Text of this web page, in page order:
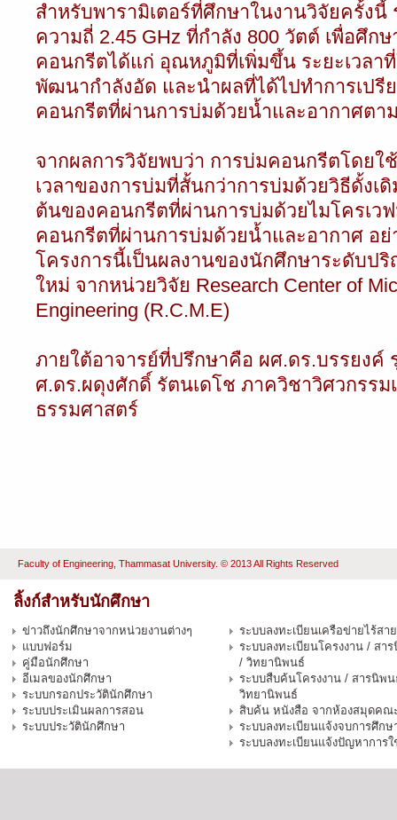
สำหรับพารามิเตอร์ที่ศึกษาในงานวิจัยครั้งนี้
ความถี่ 2.45 GHz ที่กำลัง 800 วัตต์ เพื่อศึ
คอนกรีตได้แก่ อุณหภูมิที่เพิ่มขึ้น ระยะเวลา
พัฒนากำลังอัด และนำผลที่ได้ไปทำการเปรี
คอนกรีตที่ผ่านการบ่มด้วยน้ำและอากาศตา
จากผลการวิจัยพบว่า การบ่มคอนกรีตโดยใ
เวลาของการบ่มที่สั้นกว่าการบ่มด้วยวิธีดั้ง
ต้นของคอนกรีตที่ผ่านการบ่มด้วยไมโครเว
คอนกรีตที่ผ่านการบ่มด้วยน้ำและอากาศ อ
โครงการนี้เป็นผลงานของนักศึกษาระดับป
ใหม่ จากหน่วยวิจัย Research Center of
Engineering (R.C.M.E)
ภายใต้อาจารย์ที่ปรึกษาคือ ผศ.ดร.บรรยงค์
ศ.ดร.ผดุงศักดิ์ รัตนเดโช ภาควิชาวิศวกรรม
ธรรมศาสตร์
Faculty of Engineering, Thammasat University. © 2013 All Rights Reserved
ลิ้งก์สำหรับนักศึกษา
ข่าวถึงนักศึกษาจากหน่วยงานต่างๆ
แบบฟอร์ม
คู่มือนักศึกษา
อีเมลของนักศึกษา
ระบบกรอกประวัตินักศึกษา
ระบบประเมินผลการสอน
ระบบประวัตินักศึกษา
ระบบลงทะเบียนเครือข่ายไร้สาย
ระบบลงทะเบียนโครงงาน / สา
/ วิทยานิพนธ์
ระบบสืบค้นโครงงาน / สารนิพ
วิทยานิพนธ์
สิบค้น หนังสือ จากห้องสมุดคณ
ระบบลงทะเบียนแจ้งจบการศึกษ
ระบบลงทะเบียนแจ้งปัญหาการใ